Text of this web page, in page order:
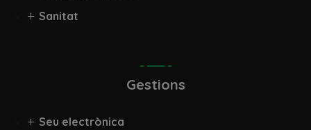
Sanitat
Gestions
Seu electrònica